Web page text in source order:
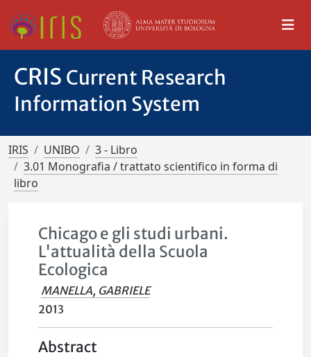
CRIS Current Research
Information System
IRIS UNIBO
3 - Libro
3.01 Monografia / trattato scientifico in forma di
libro
Chicago e gli studi urbani.
L'attualità della Scuola
Ecologica
MANELLA, GABRIELE
2013
Abstract